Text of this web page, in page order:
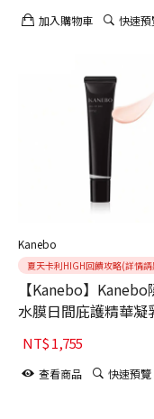
加入購物車 快速預
Kanebo
夏天卡利HIGH回饋攻略(詳情請
【Kanebo】Kanebo
水膜日間庇護精華凝
NT$1,755
查看商品 快速預覽